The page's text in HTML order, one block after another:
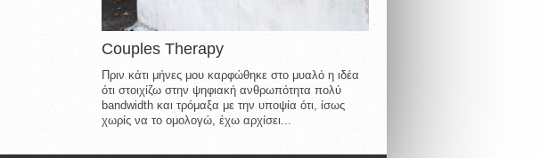
Couples Therapy
Πριν κάτι μήνες μου καρφώθηκε στο μυαλό η ιδέα
ότι στοιχίζω στην ψηφιακή ανθρωπότητα πολύ
bandwidth και τρόμαξα με την υποψία ότι, ίσως
χωρίς να το ομολογώ, έχω αρχίσει...